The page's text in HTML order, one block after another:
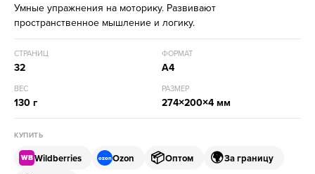
Умные упражнения на моторику. Развивают
пространственное мышление и логику.
СТРАНИЦ
32
ФОРМАТ
А4
ВЕС
130 г
РАЗМЕР
274×200×4 мм
КУПИТЬ
WBWildberries ozonOzon 📦Оптом 🌍За границу